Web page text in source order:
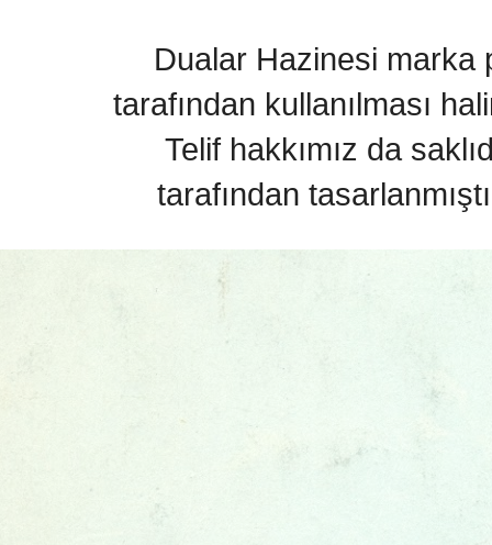
Dualar Hazinesi marka
tarafından kullanılması
Telif hakkımız da
tarafından